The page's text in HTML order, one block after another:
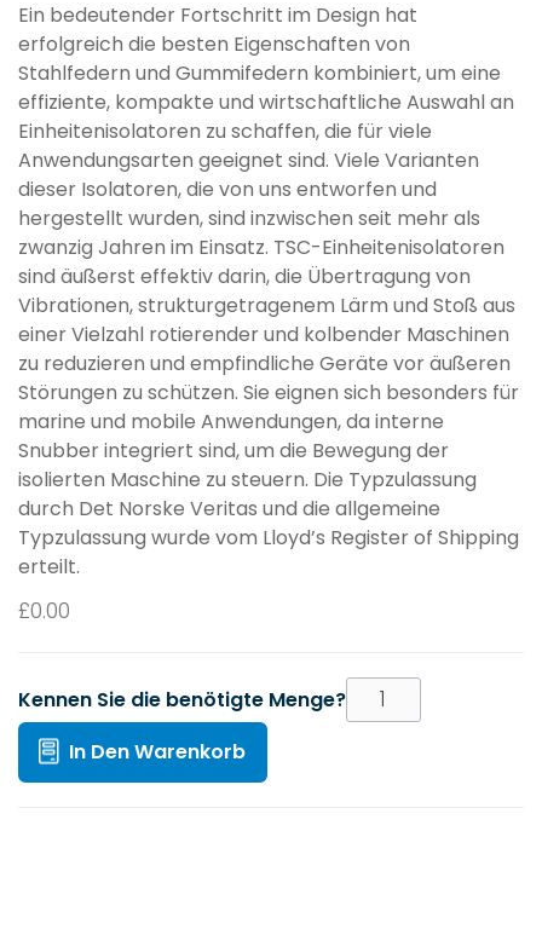
Ein bedeutender Fortschritt im Design hat
erfolgreich die besten Eigenschaften von
Stahlfedern und Gummifedern kombiniert, um eine
effiziente, kompakte und wirtschaftliche Auswahl an
Einheitenisolatoren zu schaffen, die für viele
Anwendungsarten geeignet sind. Viele Varianten
dieser Isolatoren, die von uns entworfen und
hergestellt wurden, sind inzwischen seit mehr als
zwanzig Jahren im Einsatz. TSC-Einheitenisolatoren
sind äußerst effektiv darin, die Übertragung von
Vibrationen, strukturgetragenem Lärm und Stoß aus
einer Vielzahl rotierender und kolbender Maschinen
zu reduzieren und empfindliche Geräte vor äußeren
Störungen zu schützen. Sie eignen sich besonders für
marine und mobile Anwendungen, da interne
Snubber integriert sind, um die Bewegung der
isolierten Maschine zu steuern. Die Typzulassung
durch Det Norske Veritas und die allgemeine
Typzulassung wurde vom Lloyd’s Register of Shipping
erteilt.
£0.00
Kennen Sie die benötigte Menge?
In Den Warenkorb